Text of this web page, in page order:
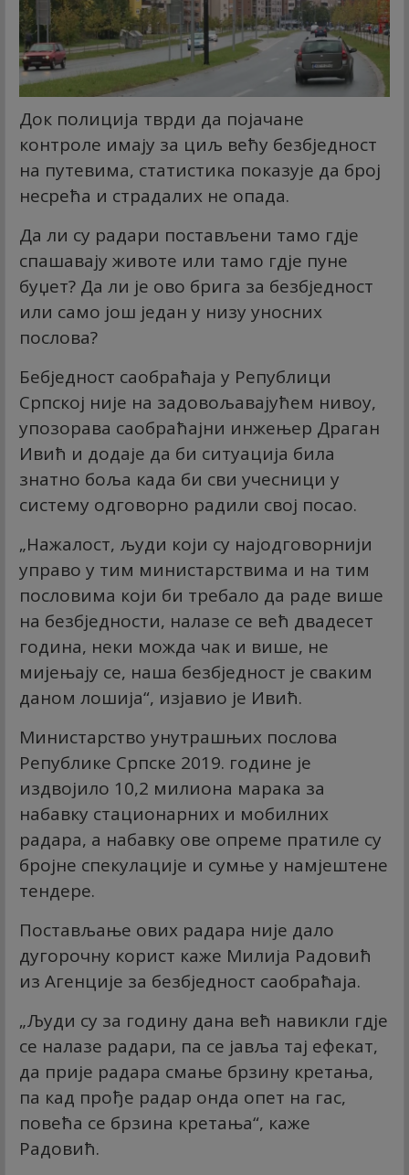
Док полиција тврди да појачане
контроле имају за циљ већу безбједност
на путевима, статистика показује да број
несрећа и страдалих не опада.
Да ли су радари постављени тамо гдје
спашавају животе или тамо гдје пуне
буџет? Да ли је ово брига за безбједност
или само још један у низу уносних
послова?
Бебједност саобраћаја у Републици
Српској није на задовољавајућем нивоу,
упозорава саобраћајни инжењер Драган
Ивић и додаје да би ситуација била
знатно боља када би сви учесници у
систему одговорно радили свој посао.
„Нажалост, људи који су најодговорнији
управо у тим министарствима и на тим
пословима који би требало да раде више
на безбједности, налазе се већ двадесет
година, неки можда чак и више, не
мијењају се, наша безбједност је сваким
даном лошија“, изјавио је Ивић.
Министарство унутрашњих послова
Републике Српске 2019. године је
издвојило 10,2 милиона марака за
набавку стационарних и мобилних
радара, а набавку ове опреме пратиле су
бројне спекулације и сумње у намјештене
тендере.
Постављање ових радара није дало
дугорочну корист каже Милија Радовић
из Агенције за безбједност саобраћаја.
„Људи су за годину дана већ навикли гдје
се налазе радари, па се јавља тај ефекат,
да прије радара смање брзину кретања,
па кад прође радар онда опет на гас,
повећа се брзина кретања“, каже
Радовић.